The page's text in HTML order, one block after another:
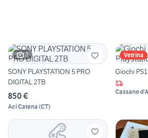
3
SONY PLAYSTATION 5 PRO
DIGITAL 2TB
850 €
Aci Catena (CT)
Vetrina
Giochi
Cassano